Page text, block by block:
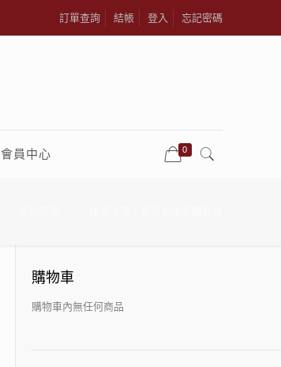
訂單查詢 結帳 登入 忘記密碼
會員中心 0
購物車
購物車內無任何商品